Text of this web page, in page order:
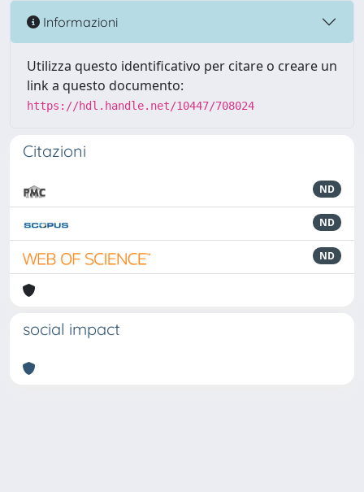
Informazioni
Utilizza questo identificativo per citare o creare un
link a questo documento:
https://hdl.handle.net/10447/708024
Citazioni
ND
ND
ND
social impact